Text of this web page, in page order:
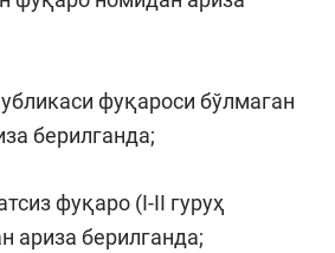
фуқароси бўлмаган
берилганда;
фуқаро (I-II гуруҳ
ариза берилганда;